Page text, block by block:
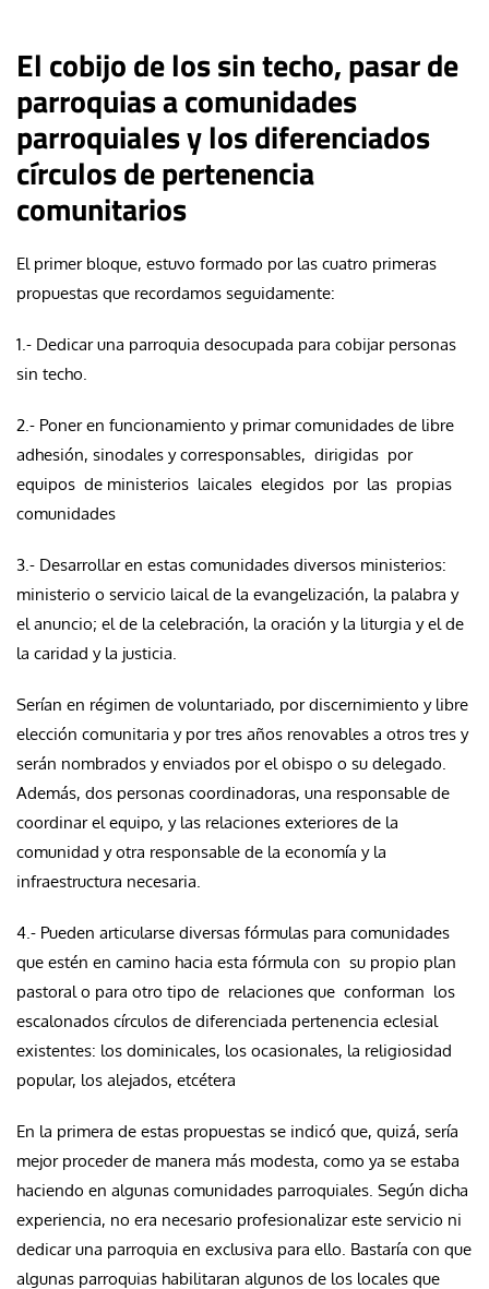
El cobijo de los sin techo, pasar de
parroquias a comunidades
parroquiales y los diferenciados
círculos de pertenencia
comunitarios
El primer bloque, estuvo formado por las cuatro primeras
propuestas que recordamos seguidamente:
1.- Dedicar una parroquia desocupada para cobijar personas
sin techo.
2.- Poner en funcionamiento y primar comunidades de libre
adhesión, sinodales y corresponsables, dirigidas por
equipos de ministerios laicales elegidos por las propias
comunidades
3.- Desarrollar en estas comunidades diversos ministerios:
ministerio o servicio laical de la evangelización, la palabra y
el anuncio; el de la celebración, la oración y la liturgia y el de
la caridad y la justicia.
Serían en régimen de voluntariado, por discernimiento y libre
elección comunitaria y por tres años renovables a otros tres y
serán nombrados y enviados por el obispo o su delegado.
Además, dos personas coordinadoras, una responsable de
coordinar el equipo, y las relaciones exteriores de la
comunidad y otra responsable de la economía y la
infraestructura necesaria.
4.- Pueden articularse diversas fórmulas para comunidades
que estén en camino hacia esta fórmula con su propio plan
pastoral o para otro tipo de relaciones que conforman los
escalonados círculos de diferenciada pertenencia eclesial
existentes: los dominicales, los ocasionales, la religiosidad
popular, los alejados, etcétera
En la primera de estas propuestas se indicó que, quizá, sería
mejor proceder de manera más modesta, como ya se estaba
haciendo en algunas comunidades parroquiales. Según dicha
experiencia, no era necesario profesionalizar este servicio ni
dedicar una parroquia en exclusiva para ello. Bastaría con que
algunas parroquias habilitaran algunos de los locales que